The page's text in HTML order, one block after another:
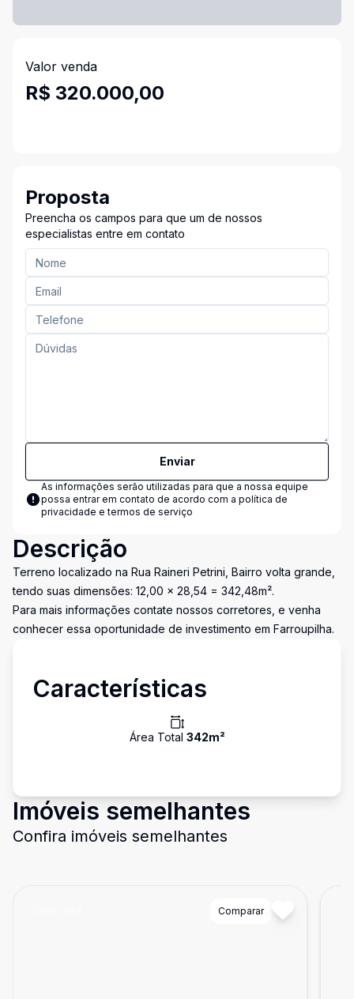
Valor venda
R$ 320.000,00
Proposta
Preencha os campos para que um de nossos
especialistas entre em contato
Enviar
As informações serão utilizadas para que a nossa equipe
possa entrar em contato de acordo com a política de
privacidade e termos de serviço
Descrição
Terreno localizado na Rua Raineri Petrini, Bairro volta grande,
tendo suas dimensões: 12,00 x 28,54 = 342,48m².
Para mais informações contate nossos corretores, e venha
conhecer essa oportunidade de investimento em Farroupilha.
Características
Área Total 342m²
Imóveis semelhantes
Confira imóveis semelhantes
Comparar